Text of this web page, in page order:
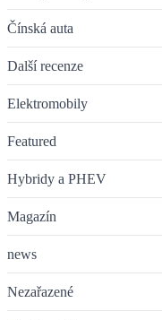
Čínská auta
Další recenze
Elektromobily
Featured
Hybridy a PHEV
Magazín
news
Nezařazené